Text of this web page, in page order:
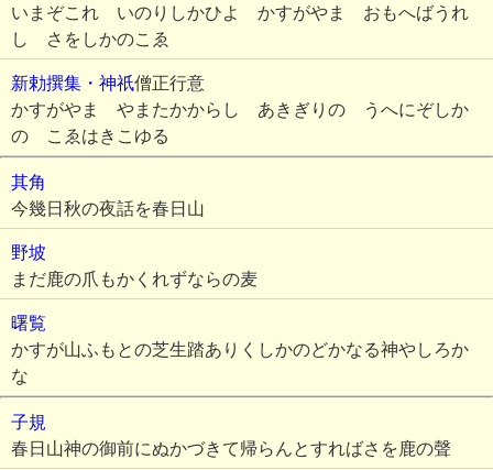
いまぞこれ いのりしかひよ かすがやま おもへばうれ
し さをしかのこゑ
新勅撰集・神祇僧正行意
かすがやま やまたかからし あきぎりの うへにぞしか
の こゑはきこゆる
其角
今幾日秋の夜話を春日山
野坡
まだ鹿の爪もかくれずならの麦
曙覧
かすが山ふもとの芝生踏ありくしかのどかなる神やしろか
な
子規
春日山神の御前にぬかづきて帰らんとすればさを鹿の聲